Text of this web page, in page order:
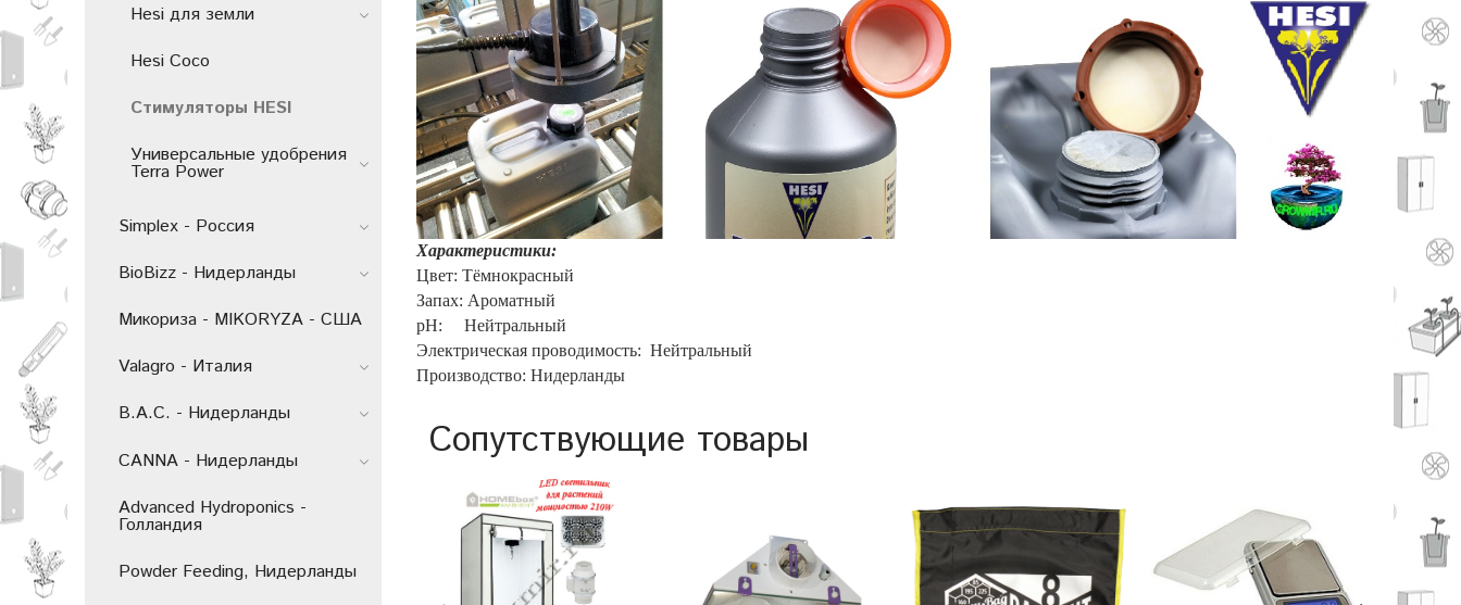
Характеристики:
Цвет: Тёмнокрасный
Запах: Ароматный
pH: Нейтральный
Электрическая проводимость: Нейтральный
Производство: Нидерланды
Сопутствующие товары
Hesi для земли
Hesi Coco
Стимуляторы HESI
Универсальные удобрения
Terra Power
Simplex - Россия
BioBizz - Нидерланды
Микориза - MIKORYZA - США
Valagro - Италия
B.A.C. - Нидерланды
CANNA - Нидерланды
Advanced Hydroponics -
Голландия
Powder Feeding, Нидерланды